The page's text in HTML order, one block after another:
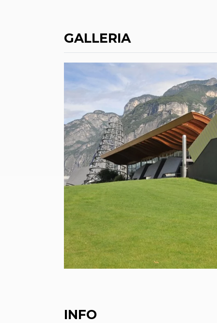
GALLERIA
INFO